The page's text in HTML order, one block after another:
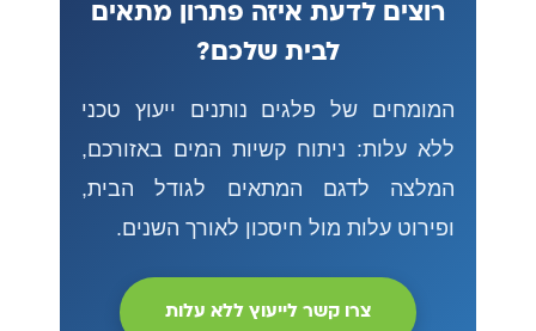
רוצים לדעת איזה פתרון מתאים
לבית שלכם?
המומחים של פלגים נותנים ייעוץ טכני
ללא עלות: ניתוח קשיות המים באזורכם,
המלצה לדגם המתאים לגודל הבית,
ופירוט עלות מול חיסכון לאורך השנים.
צרו קשר לייעוץ ללא עלות